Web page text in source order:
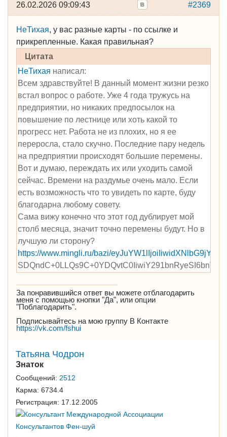
#2369
26.02.2026 09:09:43
НеТихая, у вас разные карты - по ссылке и
прикрепленные. Какая правильная?
Цитата
НеТихая написал:
Всем здравствуйте! В данный момент жизни резко
встал вопрос о работе. Уже 4 года тружусь на
предприятии, но никаких предпосылок на
повышение по лестнице или хоть какой то
прогресс нет. Работа не из плохих, но я ее
переросла, стало скучно. Последние пару недель
на предприятии происходят большие перемены.
Вот и думаю, переждать их или уходить самой
сейчас. Времени на раздумье очень мало. Если
есть возможность что то увидеть по карте, буду
благодарна любому совету.
Сама вижу конечно что этот год дублирует мой
столб месяца, значит точно перемены будут. Но в
лучшую ли сторону?
https://www.mingli.ru/bazi/
За понравившийся ответ вы можете отблагодарить
меня с помощью кнопки "Да", или опции
"Поблагодарить".
Подписывайтесь на мою группу В Контакте
https://vk.com/fshui
Татьяна Чодрон
Знаток
Сообщений: 2512
Карма: 6734.4
Регистрация: 17.12.2005